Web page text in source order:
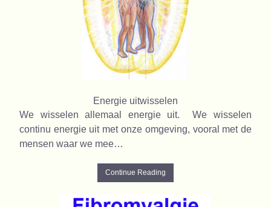
Energie uitwisselen
We wisselen allemaal energie uit. We wisselen
continu energie uit met onze omgeving, vooral met de
mensen waar we mee…
Continue Reading